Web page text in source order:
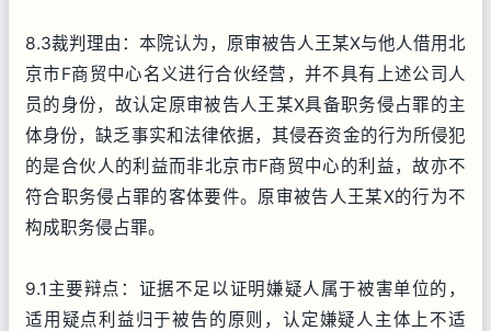
8.3裁判理由：本院认为，原审被告人王某X与他人借用北
京市F商贸中心名义进行合伙经营，并不具有上述公司人
员的身份，故认定原审被告人王某X具备职务侵占罪的主
体身份，缺乏事实和法律依据，其侵吞资金的行为所侵犯
的是合伙人的利益而非北京市F商贸中心的利益，故亦不
符合职务侵占罪的客体要件。原审被告人王某X的行为不
构成职务侵占罪。
9.1主要辩点：证据不足以证明嫌疑人属于被害单位的，
适用疑点利益归于被告的原则，认定嫌疑人主体上不适